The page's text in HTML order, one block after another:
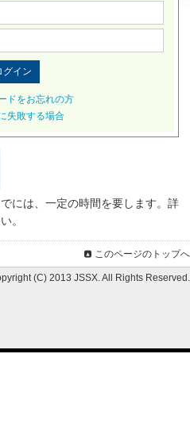
ドをお忘れの方
失敗する場合
には、一定の時間を要します。詳
。
このページのトップへ
(C) 2013 JSSX. All Rights Reserved.